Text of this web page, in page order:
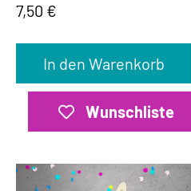
7,50 €
In den Warenkorb
Wunschliste